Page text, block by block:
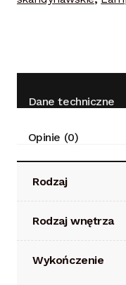
Dane techniczne
Opinie (0)
Rodzaj
Rodzaj wnętrza
Wykończenie